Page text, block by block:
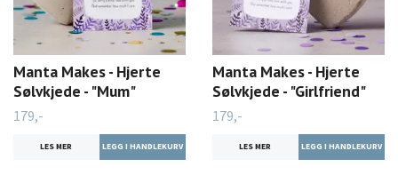
Manta Makes - Hjerte
Sølvkjede - "Mum"
179,-
LES MER
Manta Makes - Hjerte
Sølvkjede - "Girlfriend"
179,-
LES MER